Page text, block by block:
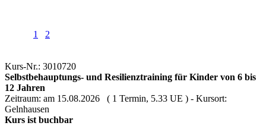
1 2
Kurs-Nr.: 3010720
Selbstbehauptungs- und Resilienztraining für Kinder von 6 bis
12 Jahren
Zeitraum: am 15.08.2026 ( 1 Termin, 5.33 UE ) - Kursort:
Gelnhausen
Kurs ist buchbar